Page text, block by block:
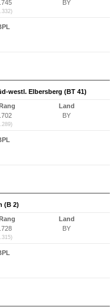
BY
westl. Elbersberg (BT 41)
Land
BY
(B 2)
Land
BY